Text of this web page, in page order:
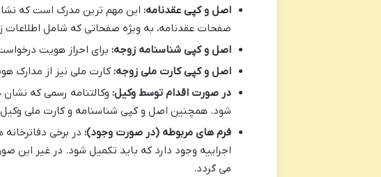
اصل و کپی عقدنامه: این مهم ترین مدرک است که
صفحات عقدنامه، به ویژه صفحاتی که شامل اطلاعات
اصل و کپی شناسنامه زوجه: برای احراز هویت
اصل و کپی کارت ملی زوجه: کارت ملی نیز از مدارک
در صورت اقدام توسط وکیل: وکالتنامه رسمی که نشان
شود. همچنین اصل و کپی شناسنامه و کارت ملی وکیل
فرم های مربوطه (در صورت وجود): در برخی
اجراییه وجود دارد که باید تکمیل شود. در غیر این
می گردد.